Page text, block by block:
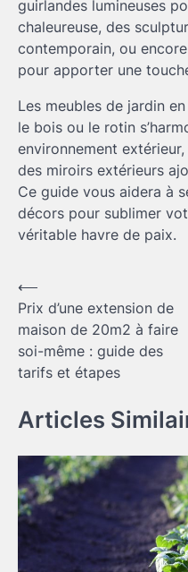
guirlandes lumineuses
chaleureuse, des
contemporain, ou
pour apporter une
Les meubles de jardin
le bois ou le rotin
environnement
des miroirs extérieurs
Ce guide vous aidera à
décors pour sublimer
véritable havre de paix.
Navigation
de
l’article
⟵
Prix d’une extension de
maison de 20m2 à faire
soi-même : guide des
tarifs et étapes
Articles